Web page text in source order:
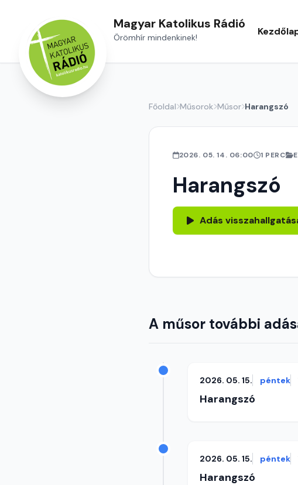
Magyar Katolikus Rádió
Örömhír mindenkinek!
Főoldal Műsorok Műsor Harangszó
2026. 05. 14. 06:00 1 PERC
Harangszó
Adás
A műsor további
2026. 05. 15. péntek
Harangszó
2026. 05. 15. péntek
Harangszó